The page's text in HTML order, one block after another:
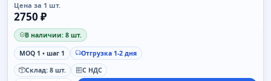
Цена за 1 шт.
2750 ₽
В наличии: 8 шт.
MOQ 1 • шаг 1
Отгрузка 1-2 дня
Склад: 8 шт.
С НДС